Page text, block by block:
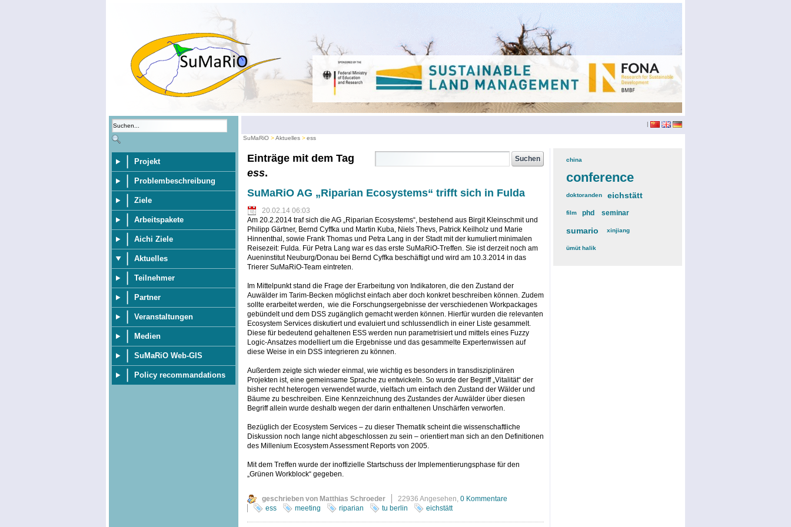
Projekt
Problembeschreibung
Ziele
Arbeitspakete
Aichi Ziele
Aktuelles
Teilnehmer
Partner
Veranstaltungen
Medien
SuMaRiO Web-GIS
Policy recommandations
|
SuMaRiO Aktuelles ess
Einträge mit dem Tag
ess.
SuMaRiO AG „Riparian Ecosystems“ trifft sich in Fulda
20.02.14 06:03
Am 20.2.2014 traf sich die AG „Riparian Ecosystems“, bestehend aus Birgit Kleinschmit und
Philipp Gärtner, Bernd Cyffka und Martin Kuba, Niels Thevs, Patrick Keilholz und Marie
Hinnenthal, sowie Frank Thomas und Petra Lang in der Stadt mit der kumuliert minimalen
Reisezeit: Fulda. Für Petra Lang war es das erste SuMaRiO-Treffen. Sie ist derzeit noch am
Aueninstitut Neuburg/Donau bei Bernd Cyffka beschäftigt und wird am 10.3.2014 in das
Trierer SuMaRiO-Team eintreten.
Im Mittelpunkt stand die Frage der Erarbeitung von Indikatoren, die den Zustand der
Auwälder im Tarim-Becken möglichst einfach aber doch konkret beschreiben können. Zudem
sollte erarbeitet werden, wie die Forschungsergebnisse der verschiedenen Workpackages
gebündelt und dem DSS zugänglich gemacht werden können. Hierfür wurden die relevanten
Ecosystem Services diskutiert und evaluiert und schlussendlich in einer Liste gesammelt.
Diese für bedeutend gehaltenen ESS werden nun parametrisiert und mittels eines Fuzzy
Logic-Ansatzes modelliert um die Ergebnisse und das gesammelte Expertenwissen auf
diese Weise in ein DSS integrieren zu können.
Außerdem zeigte sich wieder einmal, wie wichtig es besonders in transdisziplinären
Projekten ist, eine gemeinsame Sprache zu entwickeln. So wurde der Begriff „Vitalität“ der
bisher recht heterogen verwendet wurde, vielfach um einfach den Zustand der Wälder und
Bäume zu beschreiben. Eine Kennzeichnung des Zustandes der Auwälder über diesen
Begriff allein wurde deshalb wegen der darin enthaltenen Unschärfen verworfen.
Bezüglich der Ecosystem Services – zu dieser Thematik scheint die wissenschaftliche
Diskussion noch lange nicht abgeschlossen zu sein – orientiert man sich an den Definitionen
des Millenium Ecosystem Assessment Reports von 2005.
Mit dem Treffen wurde der inoffizielle Startschuss der Implementierungsphase für den
„Grünen Workblock“ gegeben.
geschrieben von Matthias Schroeder 22936 Angesehen, 0 Kommentare
ess
meeting riparian tu berlin eichstätt
china(3)
conference(12)
doktoranden(3)eichstätt
film(2)phd (4)seminar
sumario (6)xinjiang(2)
ümüt halik(2)